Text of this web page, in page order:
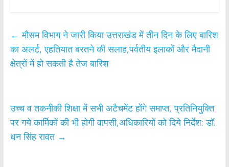
b
o
o
er s
A
p
e
← मौसम विभाग ने जारी किया उत्तराखंड में तीन दिन के लिए बारिश
का अलर्ट, एहतियात बरतने की सलाह,पर्वतीय इलाकों और मैदानी
क्षेत्रों में हो सकती है तेज बारिश
उच्च व तकनीकी शिक्षा में सभी अटैचमेंट होंगे समाप्त, प्रतिनियुक्ति
पर गये कार्मिकों की भी होगी वापसी,अधिकारियों को दिये निर्देश: डॉ.
धन सिंह रावत →